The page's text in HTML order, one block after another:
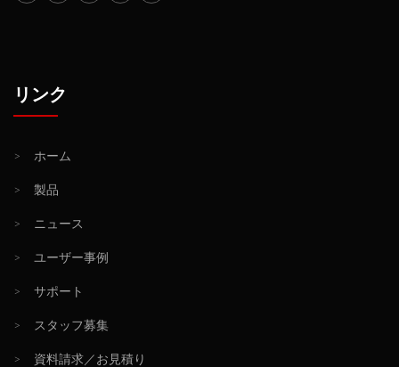
リンク
> ホーム
> 製品
> ニュース
> ユーザー事例
> サポート
> スタッフ募集
> 資料請求／お見積り